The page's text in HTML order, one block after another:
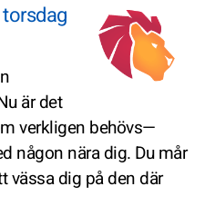
är det
verkligen behövs—
någon nära dig. Du mår
vässa dig på den där